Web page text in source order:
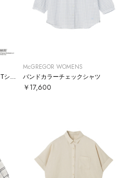
【PEANUTS】RELAXプリントTシャツ
McGREGOR WOMENS
バンドカラーチェックシャツ
￥17,600